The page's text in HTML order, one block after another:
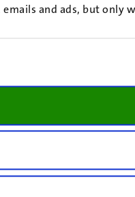
and ads, but only